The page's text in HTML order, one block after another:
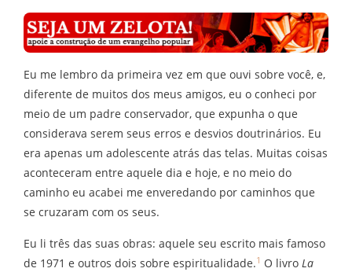
Eu me lembro da primeira vez em que ouvi sobre você, e,
diferente de muitos dos meus amigos, eu o conheci por
meio de um padre conservador, que expunha o que
considerava serem seus erros e desvios doutrinários. Eu
era apenas um adolescente atrás das telas. Muitas coisas
aconteceram entre aquele dia e hoje, e no meio do
caminho eu acabei me enveredando por caminhos que
se cruzaram com os seus.
Eu li três das suas obras: aquele seu escrito mais famoso
de 1971 e outros dois sobre espiritualidade.1 O livro La